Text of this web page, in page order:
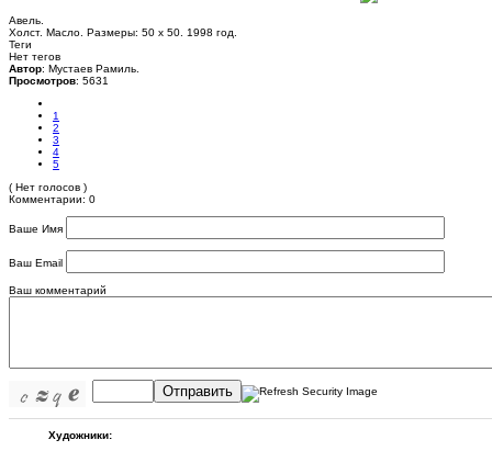
Авель.
Холст. Масло. Размеры: 50 х 50. 1998 год.
Теги
Нет тегов
Автор: Мустаев Рамиль.
Просмотров: 5631
1
2
3
4
5
( Нет голосов )
Комментарии: 0
Ваше Имя
Ваш Email
Ваш комментарий
Отправить
Художники: